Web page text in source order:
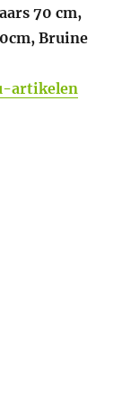
70 cm,
Bruine
artikelen